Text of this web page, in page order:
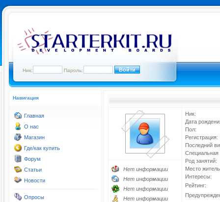
Ник: Пароль:
Навигация
Главная
О нас
Магазин
Где/как купить
Форум
Статьи
Новости
Опросы
Ник:
Дата
Пол:
Регистрация:
Последний
Специальная
Род занятий:
Место
Интересы:
Рейтинг:
Нет информации
Нет информации
Нет информации
Нет информации